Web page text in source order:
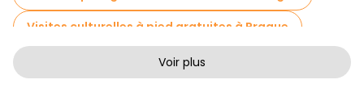
Visites culturelles à pied gratuites à Prague
Visites à pied sans art à Prague
Voir plus